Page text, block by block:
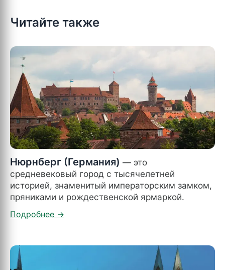
Читайте также
Нюрнберг (Германия) — это
средневековый город с тысячелетней
историей, знаменитый императорским замком,
пряниками и рождественской ярмаркой.